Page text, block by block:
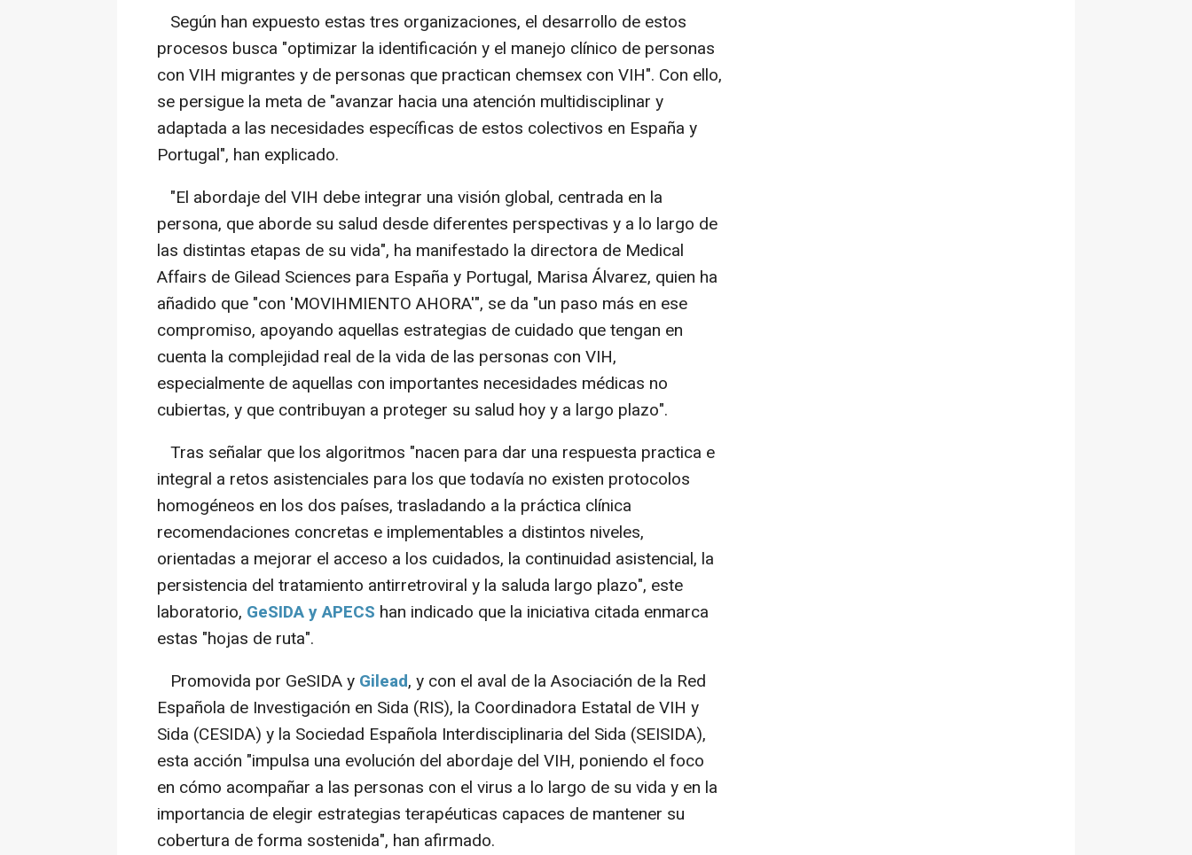
Según han expuesto estas tres organizaciones, el desarrollo de estos
procesos busca "optimizar la identificación y el manejo clínico de personas
con VIH migrantes y de personas que practican chemsex con VIH". Con ello,
se persigue la meta de "avanzar hacia una atención multidisciplinar y
adaptada a las necesidades específicas de estos colectivos en España y
Portugal", han explicado.
"El abordaje del VIH debe integrar una visión global, centrada en la
persona, que aborde su salud desde diferentes perspectivas y a lo largo de
las distintas etapas de su vida", ha manifestado la directora de Medical
Affairs de Gilead Sciences para España y Portugal, Marisa Álvarez, quien ha
añadido que "con 'MOVIHMIENTO AHORA'", se da "un paso más en ese
compromiso, apoyando aquellas estrategias de cuidado que tengan en
cuenta la complejidad real de la vida de las personas con VIH,
especialmente de aquellas con importantes necesidades médicas no
cubiertas, y que contribuyan a proteger su salud hoy y a largo plazo".
Tras señalar que los algoritmos "nacen para dar una respuesta practica e
integral a retos asistenciales para los que todavía no existen protocolos
homogéneos en los dos países, trasladando a la práctica clínica
recomendaciones concretas e implementables a distintos niveles,
orientadas a mejorar el acceso a los cuidados, la continuidad asistencial, la
persistencia del tratamiento antirretroviral y la saluda largo plazo", este
laboratorio, GeSIDA y APECS han indicado que la iniciativa citada enmarca
estas "hojas de ruta".
Promovida por GeSIDA y Gilead, y con el aval de la Asociación de la Red
Española de Investigación en Sida (RIS), la Coordinadora Estatal de VIH y
Sida (CESIDA) y la Sociedad Española Interdisciplinaria del Sida (SEISIDA),
esta acción "impulsa una evolución del abordaje del VIH, poniendo el foco
en cómo acompañar a las personas con el virus a lo largo de su vida y en la
importancia de elegir estrategias terapéuticas capaces de mantener su
cobertura de forma sostenida", han afirmado.